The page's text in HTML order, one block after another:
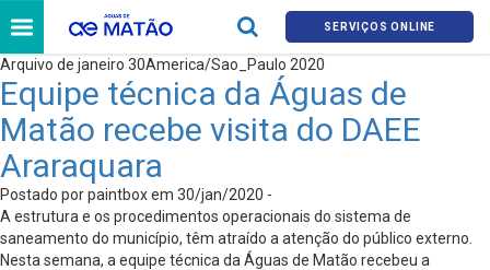
SERVIÇOS ONLINE
Arquivo de janeiro 30America/Sao_Paulo 2020
Equipe técnica da Águas de
Matão recebe visita do DAEE
Araraquara
Postado por paintbox em 30/jan/2020 -
A estrutura e os procedimentos operacionais do sistema de
saneamento do município, têm atraído a atenção do público externo.
Nesta semana, a equipe técnica da Águas de Matão recebeu a